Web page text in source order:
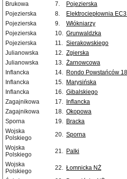
Brukowa
7. Pojezierska
Pojezierska
8. Elektrociepłownia
Pojezierska
9. Włókniarzy
Pojezierska
10. Grunwaldzka
Pojezierska
11. Sierakowskiego
Julianowska
12. Zgierska
Julianowska
13. Żarnowcowa
Inflancka
14. Rondo Powstańców
Inflancka
15. Marysińska
Inflancka
16. Gibalskiego
Zagajnikowa
17. Inflancka
Zagajnikowa
18. Okopowa
Sporna
19. Bracka
Wojska
Polskiego
20. Sporna
Wojska
Polskiego
21. Palki
Wojska
Polskiego
22. Łomnicka NŻ